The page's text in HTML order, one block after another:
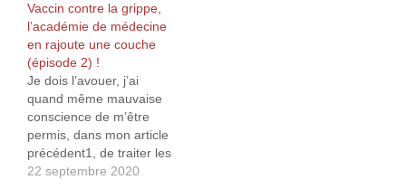
cardiaque, a saisi la
justice pour obtenir le
remboursement par l’État
de 30 % des
indemnisations déjà
versées aux victimes de
ce médicament. Le
prétexte étant qu’en août
2017…
Vaccin contre la grippe,
l’académie de médecine
en rajoute une couche
(épisode 2) !
Je dois l’avouer, j’ai
quand même mauvaise
conscience de m’être
permis, dans mon article
précédent1, de traiter les
membres de l’académie
22 septembre 2020